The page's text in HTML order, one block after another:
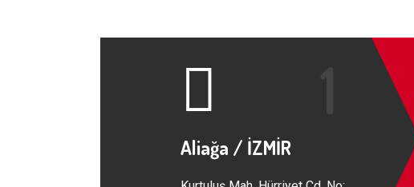
Aliağa / İZMİR